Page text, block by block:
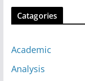
Catagories
Academic
Analysis